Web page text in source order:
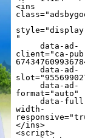
<ins
"
     data-ad-
client="ca-
     data-ad-
     data-ad-
format="auto"
     data-full-
width-
</ins>
<script>